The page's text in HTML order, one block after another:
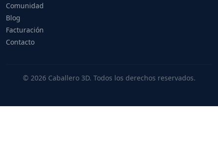
Comunidad
Blog
Facturación
Contacto
© 2026 Caballero 3D. Todos los derechos reservados.